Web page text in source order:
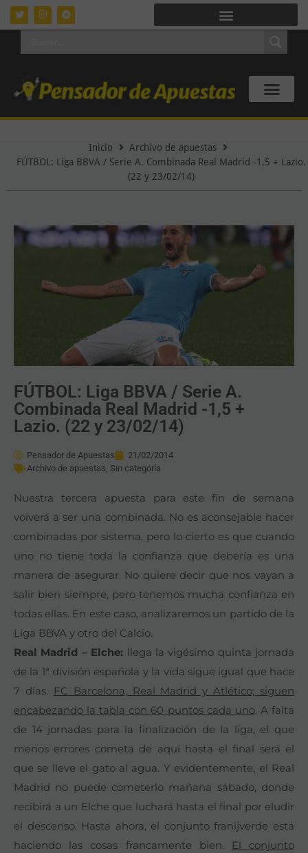
Inicio
Archivo de apuestas
FÚTBOL: Liga BBVA / Serie A. Combinada Real Madrid -1,5 + Lazio.
(22 y 23/02/14)
FÚTBOL: Liga BBVA / Serie A.
Combinada Real Madrid -1,5 +
Lazio. (22 y 23/02/14)
Pensador de Apuestas
21/02/2014
Archivo de apuestas, Sin categoría
Nuestra tercera apuesta para este fin de semana
volverá a ser una combinada. No es aconsejable hacer
combinadas por sistema, pero lo cierto es que cuando
uno no tiene toda la confianza que debería es una
manera de asegurar. No quiere decir que nos vayan a
salir bien siempre, pero tenemos mucha confianza en
todas ellas. En este caso, analizaremos un partido de la
Liga BBVA y otro del Calcio.
Real Madrid – Elche: llega la vigésimo quinta jornada
de la 1ª división española y la vida sigue igual que hace
7 días. FC Barcelona, Real Madrid y Atlético; siguen
encabezando la tabla con 60 puntos cada uno. A falta
de 14 jornadas para la finalización de la liga, el que
menos errores cometa de aquí hasta el final será el
que se lleve el gato al agua. Y evidentemente, el Real
Madrid no puede cometerlo mañana sábado, donde
recibirá a un Elche que luchará hasta el final por eludir
el descenso. Hasta ahora, el conjunto franijverde está
haciendo las cosas francamente bien.
El conjunto